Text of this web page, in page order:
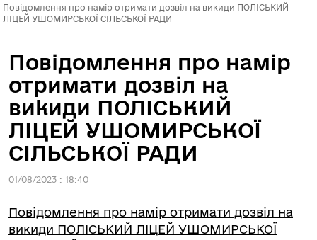
Повідомлення про намір отримати дозвіл на викиди ПОЛІСЬКИЙ
ЛІЦЕЙ УШОМИРСЬКОЇ СІЛЬСЬКОЇ РАДИ
Повідомлення про намір
отримати дозвіл на
викиди ПОЛІСЬКИЙ
ЛІЦЕЙ УШОМИРСЬКОЇ
СІЛЬСЬКОЇ РАДИ
01/08/2023 : 18:40
Повідомлення про намір отримати дозвіл на
викиди ПОЛІСЬКИЙ ЛІЦЕЙ УШОМИРСЬКОЇ